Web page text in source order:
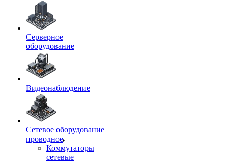
Серверное
оборудование
Видеонаблюдение
Сетевое оборудование
проводное
Коммутаторы
сетевые